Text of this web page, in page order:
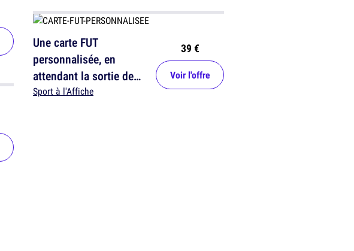
Une carte FUT
personnalisée, en
attendant la sortie de
EA Sport FC 25
Sport à l'Affiche
39 €
Voir l'offre